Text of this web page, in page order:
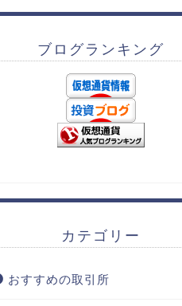
ブログランキング
カテゴリー
おすすめの取引所